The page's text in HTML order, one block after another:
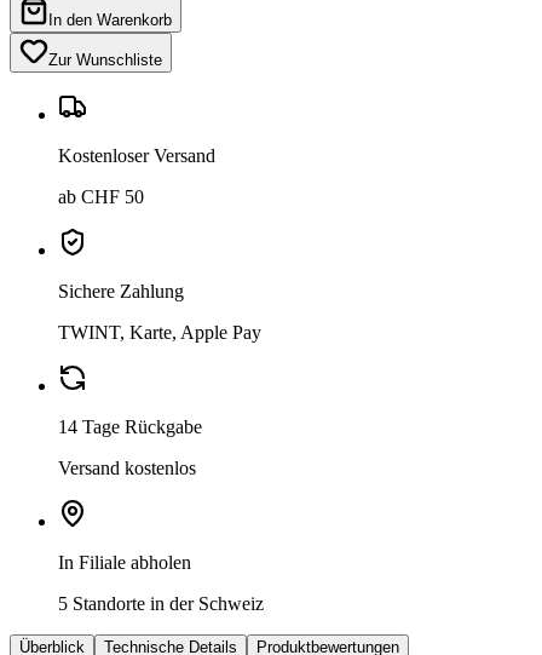
In den Warenkorb
Zur Wunschliste
Kostenloser Versand
ab CHF 50
Sichere Zahlung
TWINT, Karte, Apple Pay
14 Tage Rückgabe
Versand kostenlos
In Filiale abholen
5 Standorte in der Schweiz
Überblick Technische Details Produktbewertungen